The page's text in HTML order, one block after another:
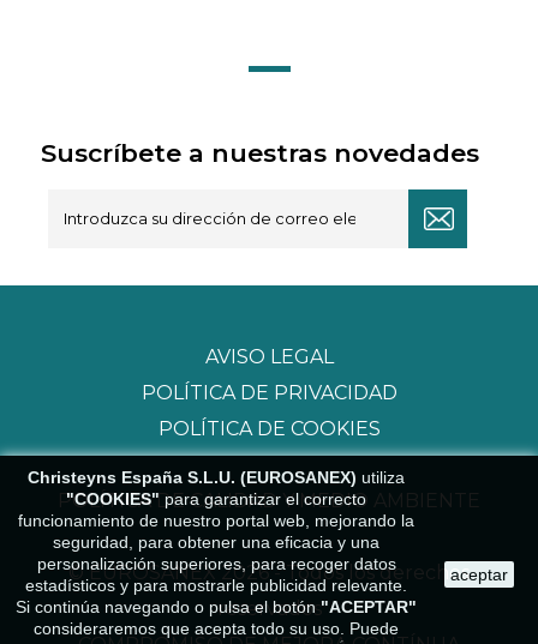
Suscríbete a nuestras novedades
Christeyns España S.L.U. (EUROSANEX) utiliza
"COOKIES" para garantizar el correcto
funcionamiento de nuestro portal web, mejorando la
seguridad, para obtener una eficacia y una
personalización superiores, para recoger datos
estadísticos y para mostrarle publicidad relevante.
Si continúa navegando o pulsa el botón "ACEPTAR"
consideraremos que acepta todo su uso. Puede
aceptar
AVISO LEGAL
POLÍTICA DE PRIVACIDAD
POLÍTICA DE COOKIES
POLÍTICA DE CALIDAD Y MEDIO AMBIENTE
© EUROSANEX 2026 - Todos los derechos
reservados